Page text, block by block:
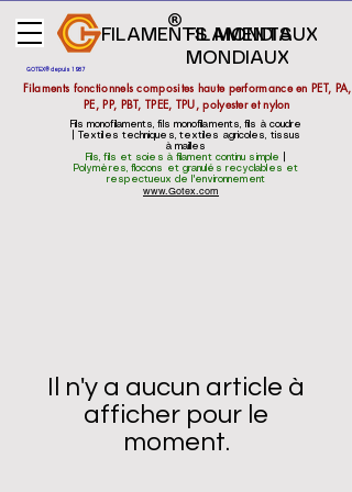
GOTEX® depuis 1987
Fils monofilaments, fils monofilaments, fils à coudre
| Textiles techniques, textiles agricoles, tissus
à mailles
Fils, fils et soies à filament continu simple
Polymères, flocons et granulés recyclables et
respectueux de l'environnement
Filaments fonctionnels composites haute performance en PET, PA,
PE, PP, PBT, TPEE, TPU, polyester et nylon
www.Gotex.com
FILAMENTS MONDIAUX
FILAMENTS
MONDIAUX
Il n'y a aucun article à
afficher pour le
moment.